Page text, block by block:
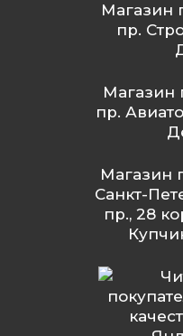
Магазин
пр.
Магазин
пр.
Магазин
Санкт-
пр., 28